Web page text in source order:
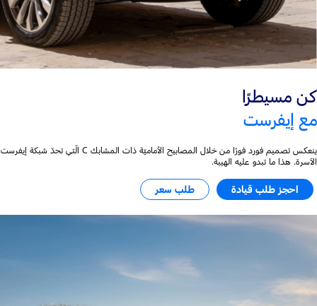
كن مسيطرًا
مع إيفرست
ينعكس تصميم فورد فورًا من خلال المصابيح الأماميّة ذات المشابك C الّتي تحدّ شبكة إيفرست
الآسرة. هذا ما تبدو عليه الهيبة.
احجز طلب قيادة طلب سعر